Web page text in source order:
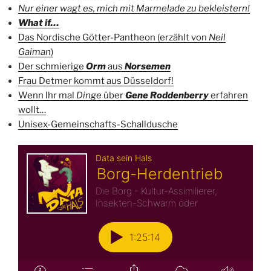
Nur einer wagt es, mich mit Marmelade zu bekleistern!
What if…
Das Nordische Götter-Pantheon (erzählt von Neil
Gaiman)
Der schmierige Ormaus Norsemen
Frau Detmer kommt aus Düsseldorf!
Wenn Ihr mal Dinge überGene Roddenberryerfahren
wollt…
Unisex-Gemeinschafts-Schalldusche